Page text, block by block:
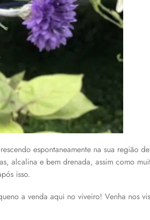
espontaneamente na sua região
alcalina e bem drenada, assim como
isso.
a venda aqui no viveiro! Venha nos